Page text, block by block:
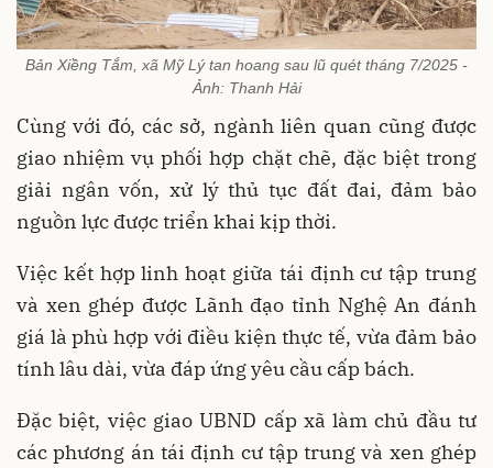
Bản Xiềng Tắm, xã Mỹ Lý tan hoang sau lũ quét tháng 7/2025 -
Ảnh: Thanh Hải
Cùng với đó, các sở, ngành liên quan cũng được
giao nhiệm vụ phối hợp chặt chẽ, đặc biệt trong
giải ngân vốn, xử lý thủ tục đất đai, đảm bảo
nguồn lực được triển khai kịp thời.
Việc kết hợp linh hoạt giữa tái định cư tập trung
và xen ghép được Lãnh đạo tỉnh Nghệ An đánh
giá là phù hợp với điều kiện thực tế, vừa đảm bảo
tính lâu dài, vừa đáp ứng yêu cầu cấp bách.
Đặc biệt, việc giao UBND cấp xã làm chủ đầu tư
các phương án tái định cư tập trung và xen ghép